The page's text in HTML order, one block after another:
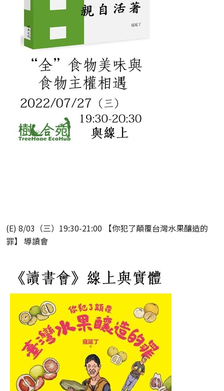
(E) 8/03（三）19:30-21:00 【你犯了顛覆台灣水果釀造的
罪】 導讀會